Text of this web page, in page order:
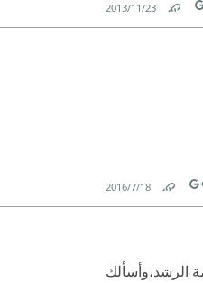
Link
23‏/11‏/2013
Link
18‏/7‏/2016
الرشد،وأسألك